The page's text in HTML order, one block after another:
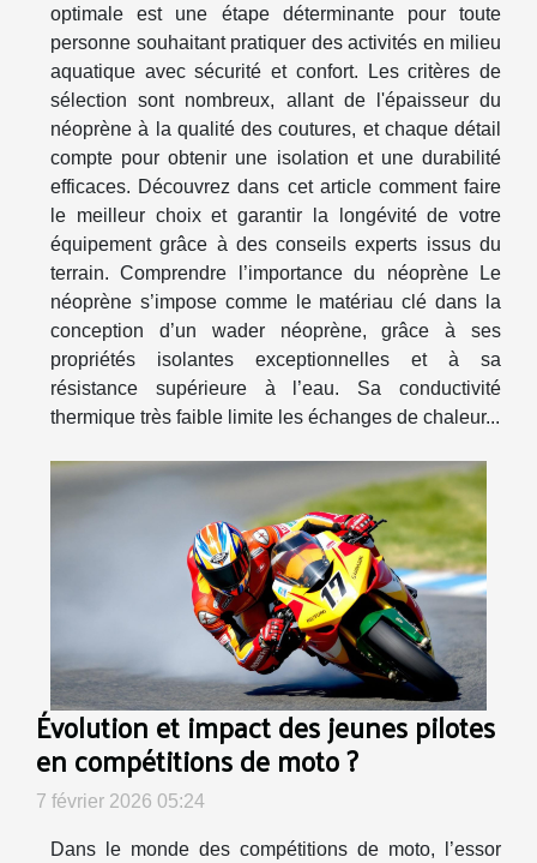
optimale est une étape déterminante pour toute
personne souhaitant pratiquer des activités en milieu
aquatique avec sécurité et confort. Les critères de
sélection sont nombreux, allant de l'épaisseur du
néoprène à la qualité des coutures, et chaque détail
compte pour obtenir une isolation et une durabilité
efficaces. Découvrez dans cet article comment faire
le meilleur choix et garantir la longévité de votre
équipement grâce à des conseils experts issus du
terrain. Comprendre l’importance du néoprène Le
néoprène s’impose comme le matériau clé dans la
conception d’un wader néoprène, grâce à ses
propriétés isolantes exceptionnelles et à sa
résistance supérieure à l’eau. Sa conductivité
thermique très faible limite les échanges de chaleur...
Évolution et impact des jeunes pilotes
en compétitions de moto ?
7 février 2026 05:24
Dans le monde des compétitions de moto, l’essor